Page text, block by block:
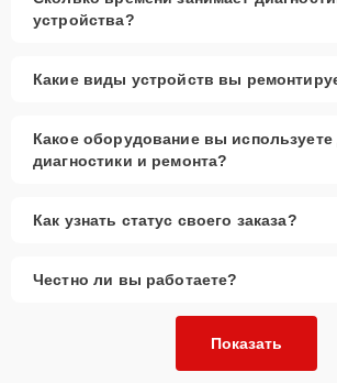
устройства?
Какие виды устройств вы
Какое оборудование вы используете
диагностики и ремонта?
Как узнать статус своего заказа?
Честно ли вы работаете?
Показать